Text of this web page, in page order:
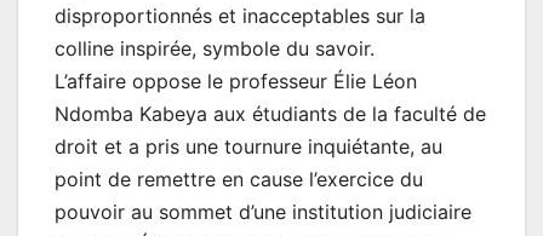
disproportionnés et inacceptables sur la
colline inspirée, symbole du savoir.
L’affaire oppose le professeur Élie Léon
Ndomba Kabeya aux étudiants de la faculté de
droit et a pris une tournure inquiétante, au
point de remettre en cause l’exercice du
pouvoir au sommet d’une institution judiciaire